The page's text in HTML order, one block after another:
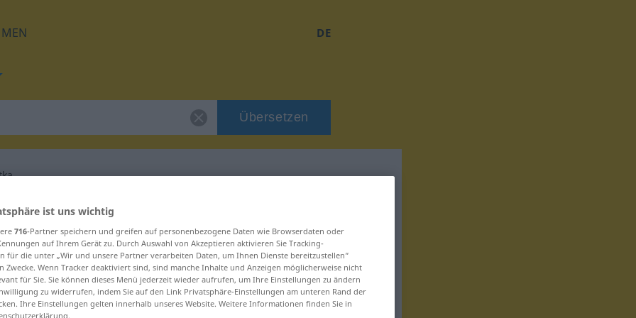
DE
Übersetzen
"impertynentka"
ist uns wichtig
716-Partner speichern und greifen auf personenbezogene Daten wie Browserdaten oder
auf Ihrem Gerät zu. Durch Auswahl von Akzeptieren aktivieren Sie Tracking-
für die unter „Wir und unsere Partner verarbeiten Daten, um Ihnen Dienste bereitzustellen“
Zwecke. Wenn Tracker deaktiviert sind, sind manche Inhalte und Anzeigen möglicherweise nicht
für Sie. Sie können dieses Menü jederzeit wieder aufrufen, um Ihre Einstellungen zu ändern
zu widerrufen, indem Sie auf den Link Privatsphäre-Einstellungen am unteren Rand der
Ihre Einstellungen gelten innerhalb unseres Website. Weitere Informationen finden Sie in